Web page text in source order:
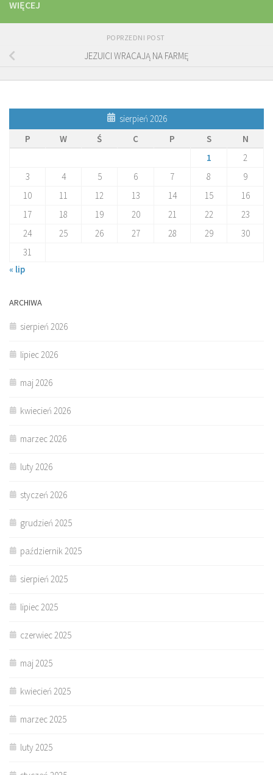
WIĘCEJ
POPRZEDNI POST
JEZUICI WRACAJĄ NA FARMĘ
sierpień 2026
P
W Ś C P S
N
1
2
3
4 5 6 7 8
9
10
11 12 13 14 15
16
17
18 19 20 21 22
23
24
25 26 27 28 29
30
31
« lip
ARCHIWA
sierpień 2026
lipiec 2026
maj 2026
kwiecień 2026
marzec 2026
luty 2026
styczeń 2026
grudzień 2025
październik 2025
sierpień 2025
lipiec 2025
czerwiec 2025
maj 2025
kwiecień 2025
marzec 2025
luty 2025